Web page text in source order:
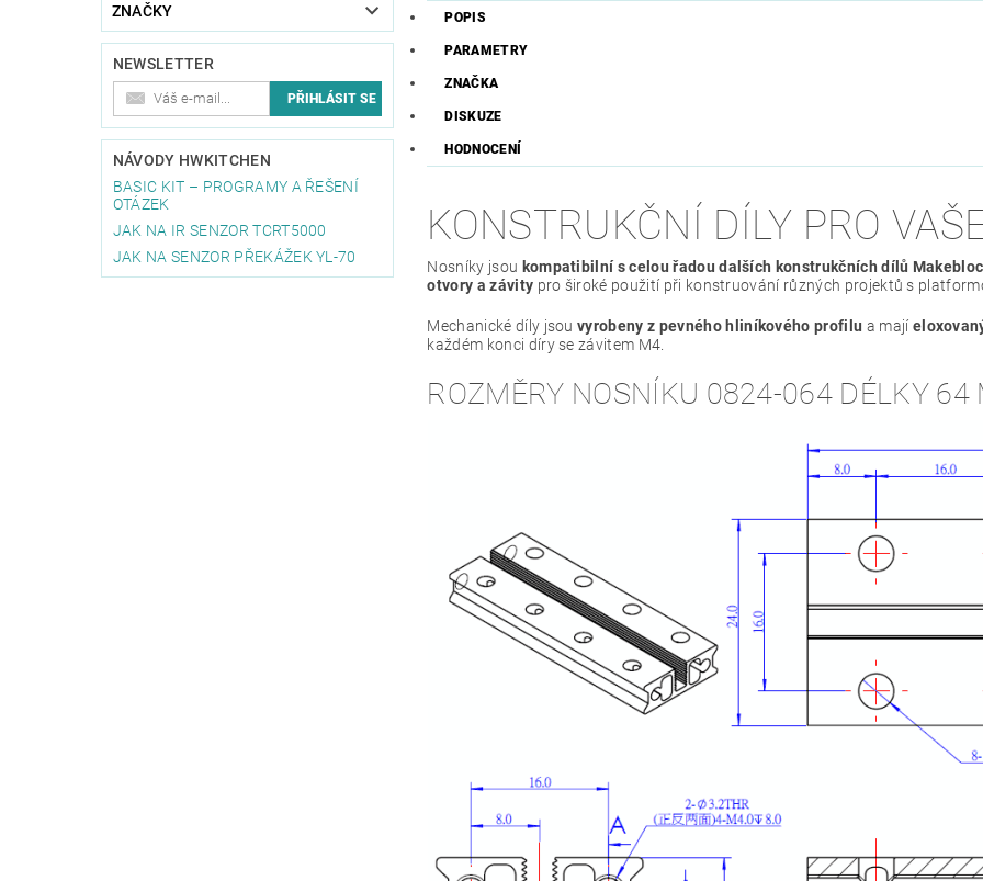
ZNAČKY
NEWSLETTER
NÁVODY HWKITCHEN
BASIC KIT – PROGRAMY A ŘEŠENÍ
OTÁZEK
JAK NA IR SENZOR TCRT5000
JAK NA SENZOR PŘEKÁŽEK YL-70
POPIS
PARAMETRY
ZNAČKA
DISKUZE
HODNOCENÍ
KONSTRUKČNÍ DÍLY PRO
Nosníky jsou kompatibilní s celou řadou dalších konstrukčních dílů
otvory a závity pro široké použití při konstruování různých projektů s
Mechanické díly jsouvyrobeny z pevného hliníkového profilu a mají
každém konci díry se závitem M4.
ROZMĚRY NOSNÍKU 0824-064 DÉLKY 64